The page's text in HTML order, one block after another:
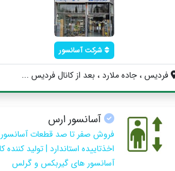
شرکت آسانسور
فردیس ، جاده ملارد ، بعد از کانال فردیس ...
آسانسور ارس
فروش صفر تا صد قطعات آسانسور
اخذتاییده استاندارد | تولید
آسانسور های گیربکس و گرلس